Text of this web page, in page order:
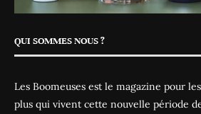
QUI SOMMES NOUS ?
Les Boomeuses est le magazine pour
plus qui vivent cette nouvelle période